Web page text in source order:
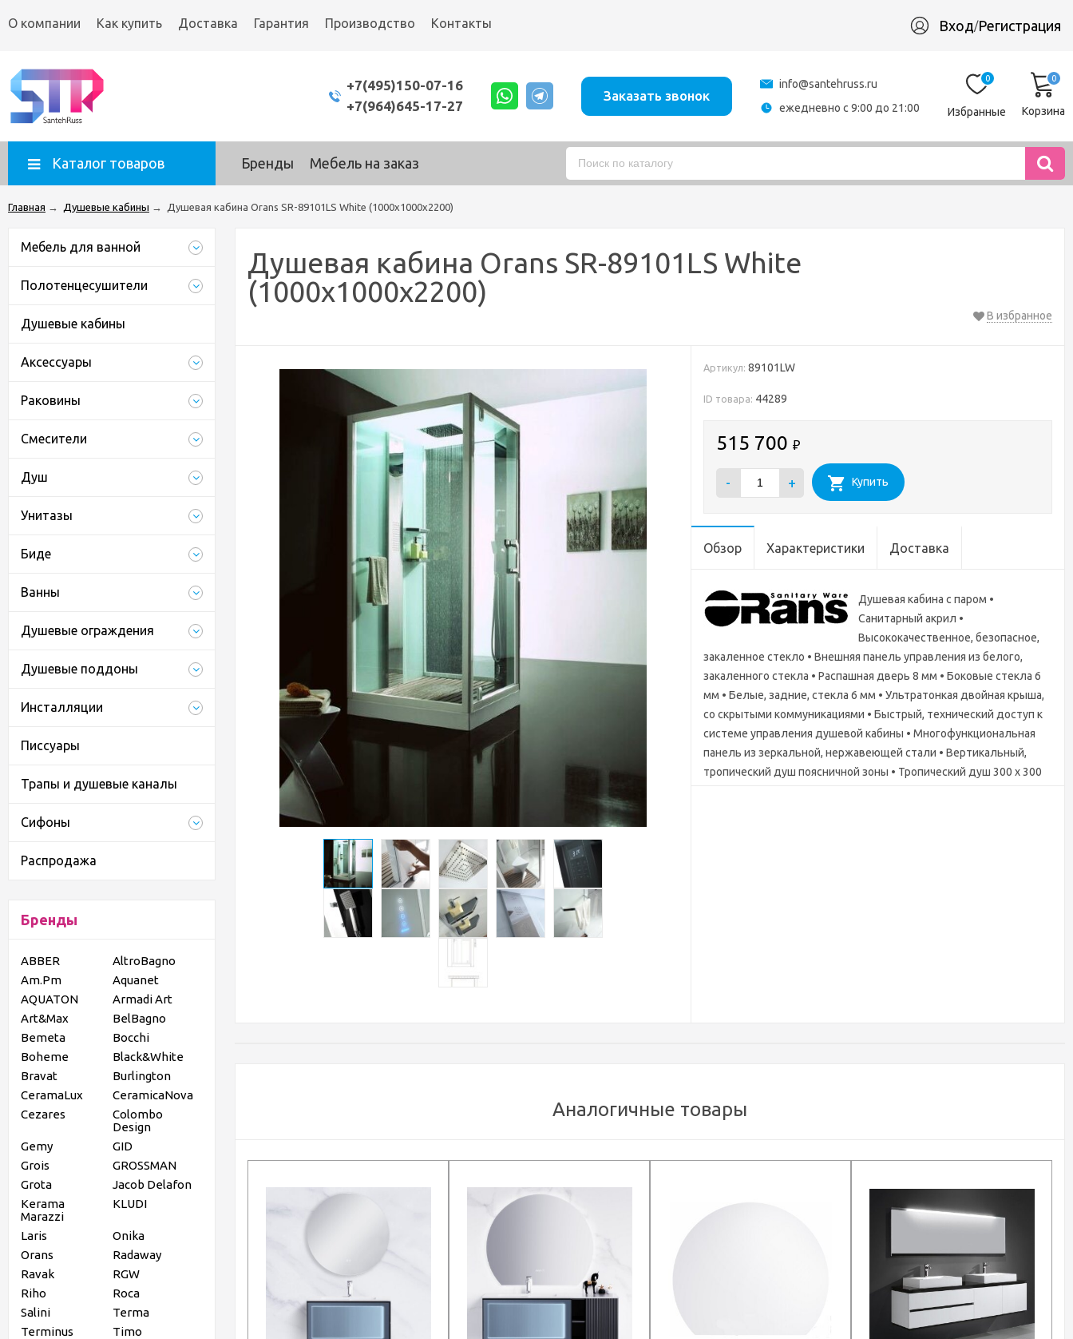
О компании Как купить Доставка Гарантия Производство Контакты Вход/Регистрация
+7(495)150-07-16
+7(964)645-17-27
Заказать звонок
info@santehruss.ru
ежедневно с 9:00 до 21:00
0
Избранные
0
Корзина
Каталог товаров Бренды Мебель на заказ
Главная → Душевые кабины → Душевая кабина Orans SR-89101LS White (1000x1000x2200)
Мебель для ванной
Полотенцесушители
Душевые кабины
Аксессуары
Раковины
Смесители
Душ
Унитазы
Биде
Ванны
Душевые ограждения
Душевые поддоны
Инсталляции
Писсуары
Трапы и душевые каналы
Сифоны
Распродажа
Бренды
ABBER
AltroBagno
Am.Pm
Aquanet
AQUATON
Armadi Art
Art&Max
BelBagno
Bemeta
Bocchi
Boheme
Black&White
Bravat
Burlington
CeramaLux
CeramicaNova
Cezares
Colombo
Design
Gemy
GID
Grois
GROSSMAN
Grota
Jacob Delafon
Kerama
Marazzi
KLUDI
Laris
Onika
Orans
Radaway
Ravak
RGW
Riho
Roca
Salini
Terma
Terminus
Timo
Душевая кабина Orans SR-89101LS White
(1000x1000x2200)
В избранное
Артикул: 89101LW
ID товара: 44289
515 700 ₽
- + Купить
Обзор Характеристики Доставка
Душевая кабина с паром •
Санитарный акрил •
Высококачественное, безопасное,
закаленное стекло • Внешняя панель управления из белого,
закаленного стекла • Распашная дверь 8 мм • Боковые стекла 6
мм • Белые, задние, стекла 6 мм • Ультратонкая двойная крыша,
со скрытыми коммуникациями • Быстрый, технический доступ к
системе управления душевой кабины • Многофункциональная
панель из зеркальной, нержавеющей стали • Вертикальный,
тропический душ поясничной зоны • Тропический душ 300 х 300
Аналогичные товары